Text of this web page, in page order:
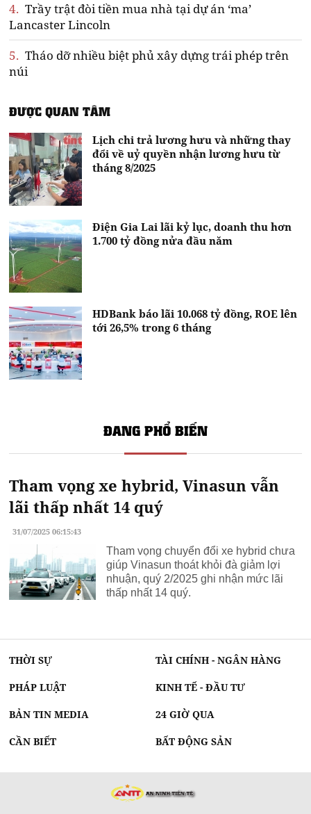
4. Trầy trật đòi tiền mua nhà tại dự án ‘ma’
Lancaster Lincoln
5. Tháo dỡ nhiều biệt phủ xây dựng trái phép trên
núi
ĐƯỢC QUAN TÂM
Lịch chi trả lương hưu và những thay
đổi về uỷ quyền nhận lương hưu từ
tháng 8/2025
Điện Gia Lai lãi kỷ lục, doanh thu hơn
1.700 tỷ đồng nửa đầu năm
HDBank báo lãi 10.068 tỷ đồng, ROE lên
tới 26,5% trong 6 tháng
ĐANG PHỔ BIẾN
Tham vọng xe hybrid, Vinasun vẫn
lãi thấp nhất 14 quý
31/07/2025 06:15:43
Tham vọng chuyển đổi xe hybrid chưa
giúp Vinasun thoát khỏi đà giảm lợi
nhuận, quý 2/2025 ghi nhận mức lãi
thấp nhất 14 quý.
THỜI SỰ TÀI CHÍNH - NGÂN HÀNG
PHÁP LUẬT KINH TẾ - ĐẦU TƯ
BẢN TIN MEDIA 24 GIỜ QUA
CẦN BIẾT BẤT ĐỘNG SẢN